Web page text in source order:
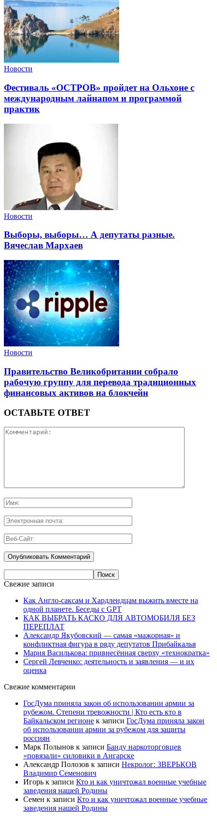
Новости
Фестиваль «ОСТРОВ» пройдет на Ольхоне с
международным лайнапом и программой
практик
Новости
Выборы, выборы… А депутаты разные.
Вячеслав Мархаев
Новости
Правительство Великобритании собрало
рабочую группу для перевода традиционных
финансовых активов на блокчейн
ОСТАВЬТЕ ОТВЕТ
Свежие записи
Как Англо-саксам и Хардлендцам выжить вместе на
одной планете. Беседы с GPT
КАК ВЫБРАТЬ КАСКО ДЛЯ АВТОМОБИЛЯ БЕЗ
ПЕРЕПЛАТ
Александр Якубовский — самая «мажорная» и
конфликтная фигура в ряду депутатов Прибайкалья
Мария Василькова: привнесённая сверху «технократка»
Сергей Левченко: деятельность и заявления — и их
оценка
Свежие комментарии
ГосДума приняла закон об использовании армии за
рубежом. Степени тревожности | Кто есть кто в
Байкальском регионе к записи ГосДума приняла закон
об использовании армии за рубежом для защиты
россиян
Марк Полынов к записи Банду наркоторговцев
«повязали» силовики в Ангарске
Александр Полозов к записи Некролог: ЗВЕРЬКОВ
Владимир Семенович
Игорь к записи Кто и как уничтожал военные учебные
заведения нашей Родины
Семен к записи Кто и как уничтожал военные учебные
заведения нашей Родины